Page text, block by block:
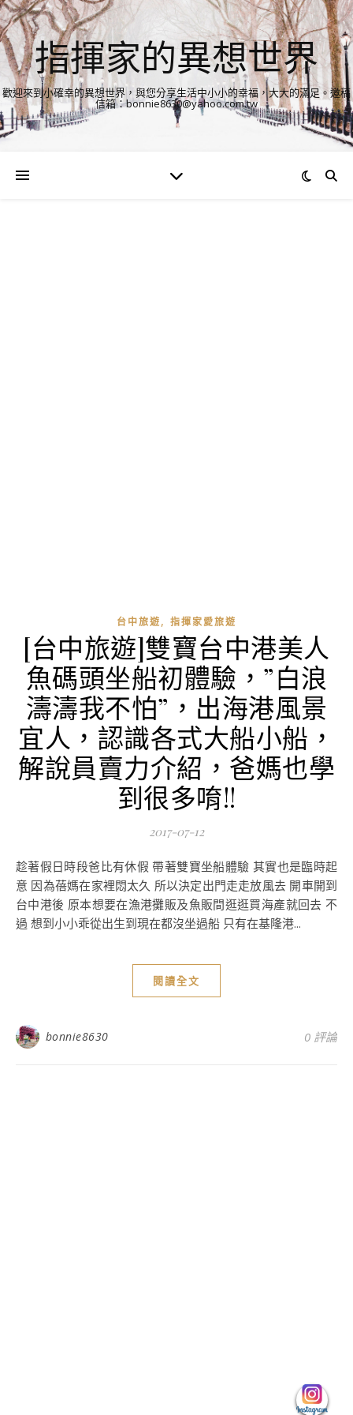
指揮家的異想世界
歡迎來到小確幸的異想世界，與您分享生活中小小的幸福，大大的滿足。邀稿
信箱：bonnie8630@yahoo.com.tw
台中旅遊, 指揮家愛旅遊
[台中旅遊]雙寶台中港美人
魚碼頭坐船初體驗，”白浪
濤濤我不怕”，出海港風景
宜人，認識各式大船小船，
解說員賣力介紹，爸媽也學
到很多唷!!
2017-07-12
趁著假日時段爸比有休假 帶著雙寶坐船體驗 其實也是臨時起
意 因為蓓媽在家裡悶太久 所以決定出門走走放風去 開車開到
台中港後 原本想要在漁港攤販及魚販間逛逛買海產就回去 不
過 想到小小乖從出生到現在都沒坐過船 只有在基隆港...
閱讀全文
bonnie8630 0 評論